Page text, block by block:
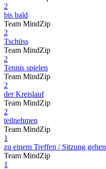
2
bis bald
Team MindZip
2
Tschüss
Team MindZip
2
Tennis spielen
Team MindZip
2
der Kreislauf
Team MindZip
2
teilnehmen
Team MindZip
1
zu einem Treffen / Sitzung gehen
Team MindZip
1